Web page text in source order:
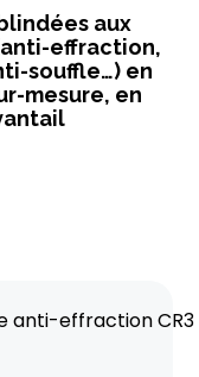
aux
effraction,
souffle…) en
mesure, en